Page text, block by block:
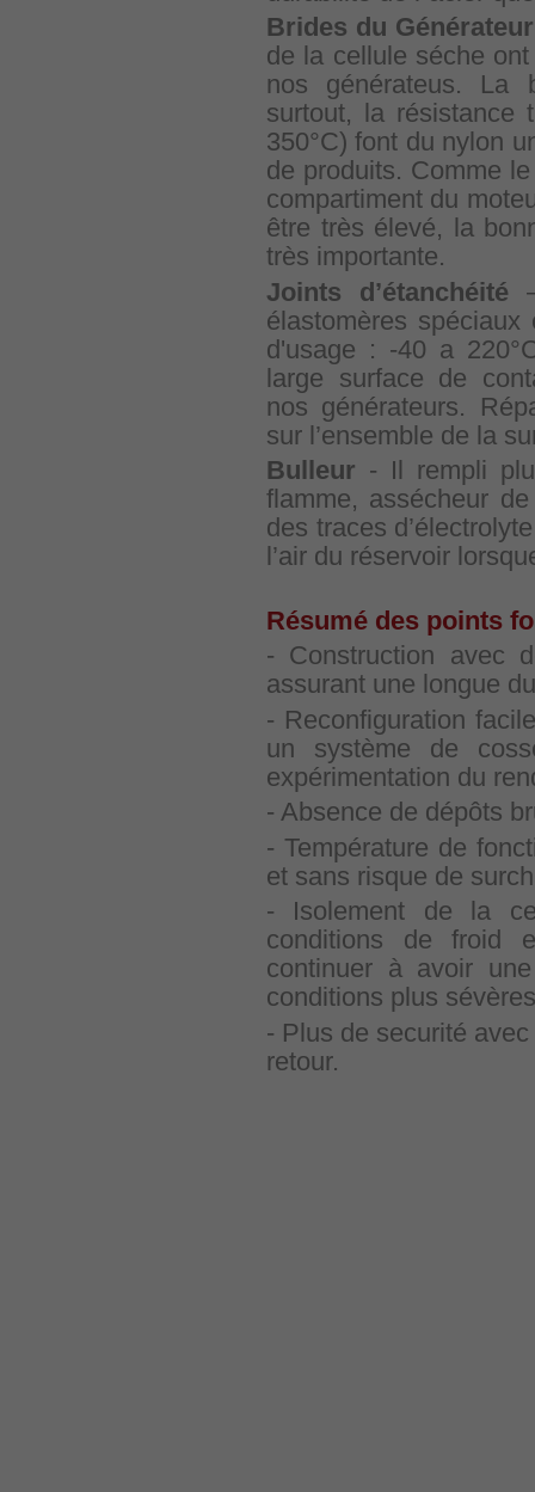
Brides du
de la cellule séche
nos générateus. La
surtout, la résistance
350°C) font du nylon
de produits. Comme
compartiment du
être très élevé, la
très importante.
Joints d’étanchéité
élastomères
d'usage : -40 a
large surface de
nos générateurs.
sur l’ensemble de la
Bulleur - Il rempli
flamme, assécheur
des traces
l’air du réservoir
Résumé des points
- Construction avec
assurant une longue
- Reconfiguration
un système de
expérimentation du
- Absence de dépôts
- Température de
et sans risque de
- Isolement de la
conditions de froid
continuer à avoir
conditions plus
- Plus de securité
retour.